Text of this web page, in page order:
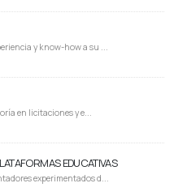
y know-how a su ...
en licitaciones y e...
EDUCATIVAS
experimentados d...